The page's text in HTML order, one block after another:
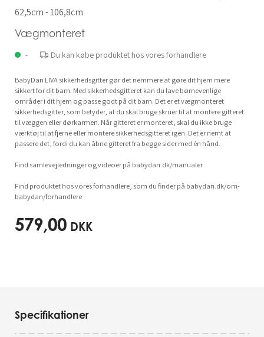
62,5cm - 106,8cm
Vægmonteret
- Du kan købe produktet hos vores forhandlere
BabyDan LIVA sikkerhedsgitter gør det nemmere at gøre dit hjem mere
sikkert for dit barn. Med sikkerhedsgitteret kan du lave børnevenlige
områder i dit hjem og passe godt på dit barn. Det er et vægmonteret
sikkerhedsgitter, som betyder, at du skal bruge skruer til at montere gitteret
til væggen eller dørkarmen. Når gitteret er monteret, skal du ikke bruge
værktøj til at fjerne eller montere sikkerhedsgitteret igen. Det er nemt at
passere det, fordi du kan åbne gitteret fra begge sider med én hånd.
Find samlevejledninger og videoer på babydan.dk/manualer
Find produktet hos vores forhandlere, som du finder på babydan.dk/om-
babydan/forhandlere
579,00 DKK
Specifikationer